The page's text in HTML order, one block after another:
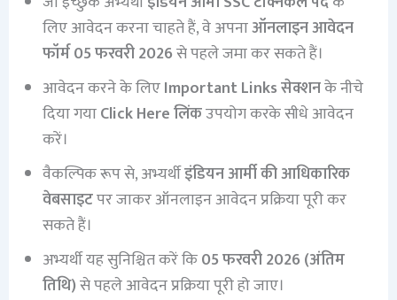
लिए आवेदन करना चाहते हैं, वे अपनाऑनलाइन आवेदन
फॉर्म 05 फरवरी 2026से पहले जमा कर सकते हैं।
आवेदन करने के लिएImportant Links सेक्शनके नीचे
दिया गयाClick Here लिंकउपयोग करके सीधे आवेदन
करें।
वैकल्पिक रूप से, अभ्यर्थीइंडियन आर्मी की आधिकारिक
वेबसाइटपर जाकर ऑनलाइन आवेदन प्रक्रिया पूरी कर
सकते हैं।
अभ्यर्थी यह सुनिश्चित करें कि05 फरवरी 2026 (अंतिम
तिथि)से पहले आवेदन प्रक्रिया पूरी हो जाए।